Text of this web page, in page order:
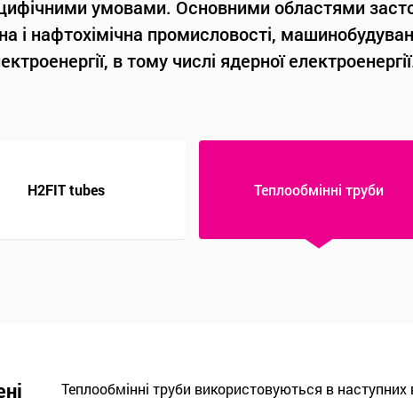
умовами. Основними областями
і нафтохімічна промисловості,
в тому числі ядерної
H2FIT tubes Теплообмінні труби
Теплообмінні труби використовуються в
Інструментальні труби широко використовуються в
генерації теплової
Процеси крекінгу на нафтопереробних заводах
Труби для мехобработки широко застосовуються
У підводних середовищах труби і трубопроводи
середовище та пропонує рішення